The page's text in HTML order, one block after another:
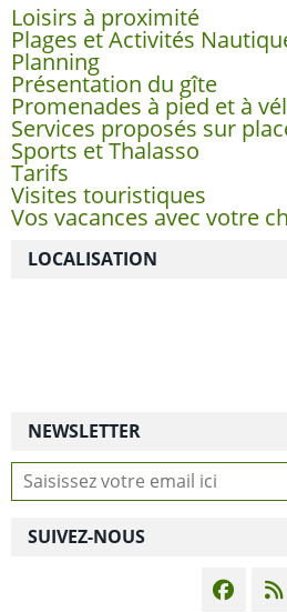
NEWSLETTER
SUIVEZ-NOUS
Loisirs à proximité
Plages et Activités
Planning
Présentation du gîte
Promenades à pied et à
Services proposés sur
Sports et Thalasso
Tarifs
Visites touristiques
Vos vacances avec votre
LOCALISATION